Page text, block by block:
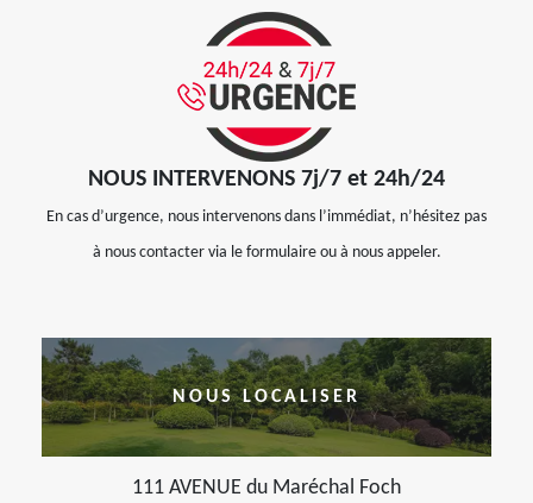
NOUS INTERVENONS 7j/7 et 24h/24
En cas d’urgence, nous intervenons dans l’immédiat, n’hésitez pas
à nous contacter via le formulaire ou à nous appeler.
NOUS LOCALISER
111 AVENUE du Maréchal Foch